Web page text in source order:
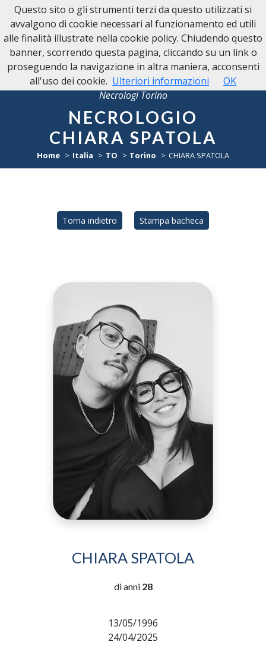
Necrologi Torino
NECROLOGIO
CHIARA SPATOLA
Home Italia TO Torino CHIARA SPATOLA
Torna indietro Stampa bacheca
CHIARA SPATOLA
di anni 28
13/05/1996
24/04/2025
Questo sito o gli strumenti terzi da questo utilizzati si
avvalgono di cookie necessari al funzionamento ed utili
alle finalità illustrate nella cookie policy. Chiudendo questo
banner, scorrendo questa pagina, cliccando su un link o
proseguendo la navigazione in altra maniera, acconsenti
all'uso dei cookie. Ulteriori informazioni OK